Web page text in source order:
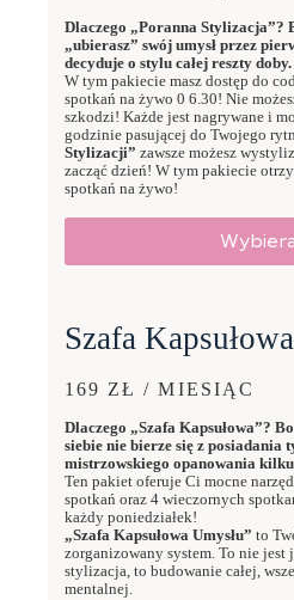
Dlaczego „Poranna Stylizacja”?
„ubierasz” swój umysł przez
decyduje o stylu całej reszty doby.
W tym pakiecie masz dostęp do
spotkań na żywo 0 6.30! Nie
szkodzi! Każde jest nagrywane i
godzinie pasującej do Twojego
Stylizacji” zawsze możesz
zacząć dzień! W tym pakiecie
spotkań na żywo!
Szafa Kapsułowa
169 ZŁ / MIESIĄC
Dlaczego „Szafa Kapsułowa”?
siebie nie bierze się z posiadania
mistrzowskiego opanowania
Ten pakiet oferuje Ci mocne
spotkań oraz 4 wieczornych
każdy poniedziałek!
„Szafa Kapsułowa Umysłu” to
zorganizowany system. To nie
stylizacja, to budowanie całej,
mentalnej.